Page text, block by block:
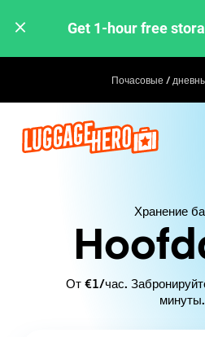
Get 1-hour free
Почасовые /
Хранение
От €1/час.
минуты.